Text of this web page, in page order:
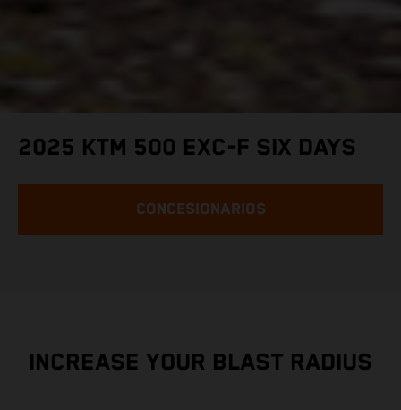
2025 KTM 500 EXC-F SIX DAYS
CONCESIONARIOS
INCREASE YOUR BLAST RADIUS